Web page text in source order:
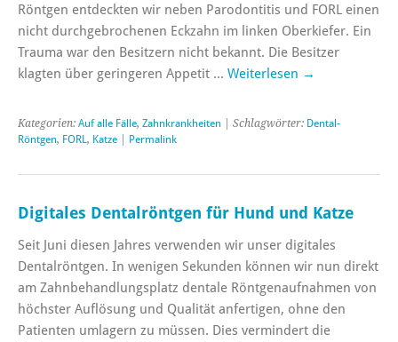
Röntgen entdeckten wir neben Parodontitis und FORL einen
nicht durchgebrochenen Eckzahn im linken Oberkiefer. Ein
Trauma war den Besitzern nicht bekannt. Die Besitzer
klagten über geringeren Appetit … Weiterlesen →
Kategorien: Auf alle Fälle, Zahnkrankheiten | Schlagwörter: Dental-
Röntgen, FORL , Katze Permalink
Digitales Dentalröntgen für Hund und Katze
Seit Juni diesen Jahres verwenden wir unser digitales
Dentalröntgen. In wenigen Sekunden können wir nun direkt
am Zahnbehandlungsplatz dentale Röntgenaufnahmen von
höchster Auflösung und Qualität anfertigen, ohne den
Patienten umlagern zu müssen. Dies vermindert die